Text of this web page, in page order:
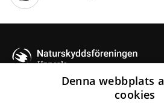
Uppsala
Denna webbplats
cookies